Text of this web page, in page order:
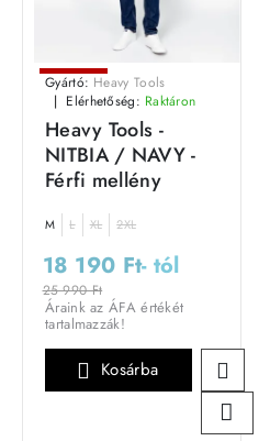
Leárazás
Gyártó: Heavy Tools
Elérhetőség: Raktáron
Heavy Tools -
NITBIA / NAVY -
Férfi mellény
M L XL 2XL
18 190 Ft- tól
25 990 Ft
Áraink az ÁFA értékét
tartalmazzák!
Kosárba